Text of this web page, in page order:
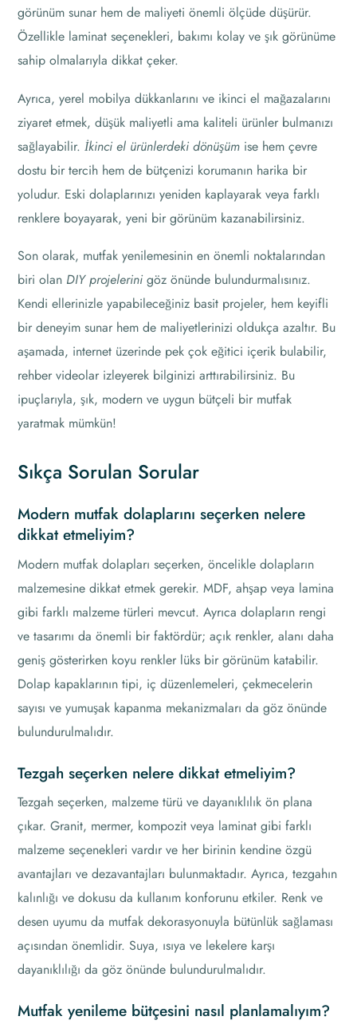
görünüm sunar hem de maliyeti önemli ölçüde düşürür.
Özellikle laminat seçenekleri, bakımı kolay ve şık görünüme
sahip olmalarıyla dikkat çeker.
Ayrıca, yerel mobilya dükkanlarını ve ikinci el mağazalarını
ziyaret etmek, düşük maliyetli ama kaliteli ürünler bulmanızı
sağlayabilir.İkinci el ürünlerdeki dönüşüm ise hem çevre
dostu bir tercih hem de bütçenizi korumanın harika bir
yoludur. Eski dolaplarınızı yeniden kaplayarak veya farklı
renklere boyayarak, yeni bir görünüm kazanabilirsiniz.
Son olarak, mutfak yenilemesinin en önemli noktalarından
biri olan DIY projelerini göz önünde bulundurmalısınız.
Kendi ellerinizle yapabileceğiniz basit projeler, hem keyifli
bir deneyim sunar hem de maliyetlerinizi oldukça azaltır. Bu
aşamada, internet üzerinde pek çok eğitici içerik bulabilir,
rehber videolar izleyerek bilginizi arttırabilirsiniz. Bu
ipuçlarıyla, şık, modern ve uygun bütçeli bir mutfak
yaratmak mümkün!
Sıkça Sorulan Sorular
Modern mutfak dolaplarını seçerken nelere
dikkat etmeliyim?
Modern mutfak dolapları seçerken, öncelikle dolapların
malzemesine dikkat etmek gerekir. MDF, ahşap veya lamina
gibi farklı malzeme türleri mevcut. Ayrıca dolapların rengi
ve tasarımı da önemli bir faktördür; açık renkler, alanı daha
geniş gösterirken koyu renkler lüks bir görünüm katabilir.
Dolap kapaklarının tipi, iç düzenlemeleri, çekmecelerin
sayısı ve yumuşak kapanma mekanizmaları da göz önünde
bulundurulmalıdır.
Tezgah seçerken nelere dikkat etmeliyim?
Tezgah seçerken, malzeme türü ve dayanıklılık ön plana
çıkar. Granit, mermer, kompozit veya laminat gibi farklı
malzeme seçenekleri vardır ve her birinin kendine özgü
avantajları ve dezavantajları bulunmaktadır. Ayrıca, tezgahın
kalınlığı ve dokusu da kullanım konforunu etkiler. Renk ve
desen uyumu da mutfak dekorasyonuyla bütünlük sağlaması
açısından önemlidir. Suya, ısıya ve lekelere karşı
dayanıklılığı da göz önünde bulundurulmalıdır.
Mutfak yenileme bütçesini nasıl planlamalıyım?